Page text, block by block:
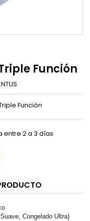
Función
Función
entre 2 a 3 días
Congelado Ultra)